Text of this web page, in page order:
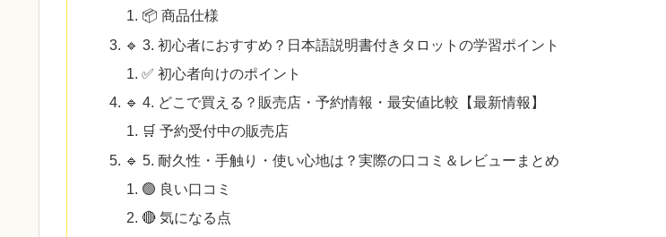
📦 商品仕様
🔹 3. 初心者におすすめ？日本語説明書付きタロットの学習ポイント
✅ 初心者向けのポイント
🔹 4. どこで買える？販売店・予約情報・最安値比較【最新情報】
🛒 予約受付中の販売店
🔹 5. 耐久性・手触り・使い心地は？実際の口コミ＆レビューまとめ
🟢 良い口コミ
🔴 気になる点